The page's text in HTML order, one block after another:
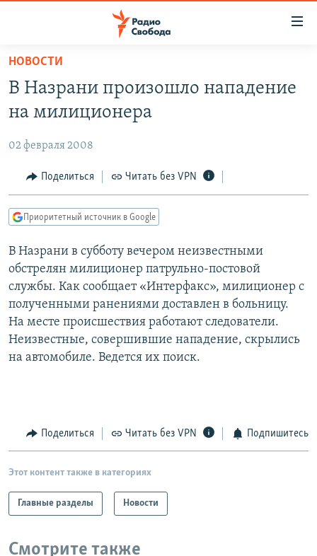
упрощенного
доступа
основному
Вернутся
главной
навигации
Вернутся
поиску
ПОДКАСТЫ
АВТОРСКИЕ ПРОЕКТЫ
ЦИТАТЫ СВОБОДЫ
МНЕНИЯ
IDEL.РЕАЛИИ
КАВКАЗ.РЕАЛИИ
СЕВЕР.РЕАЛИИ
СИБИРЬ.РЕАЛИИ
РАСПИСАНИЕ ВЕЩАНИЯ
ПОДПИШИТЕСЬ НА РАССЫЛКУ
Все сайты РСЕ/РС
НОВОСТИ
В Назрани произошло нападение
на милиционера
02 февраля 2008
Поделиться Читать без VPN
Приоритетный источник в Google
В Назрани в субботу вечером неизвестными
обстрелян милиционер патрульно-постовой
службы. Как сообщает «Интерфакс», милиционер с
полученными ранениями доставлен в больницу.
На месте происшествия работают следователи.
Неизвестные, совершившие нападение, скрылись
на автомобиле. Ведется их поиск.
Поделиться Читать без VPN Подпишитесь
Этот контент также в категориях
Главные разделы Новости
Смотрите также